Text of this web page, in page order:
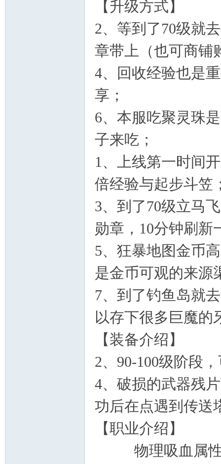
【升级方式】
2、等到了70级就
章带上（也可商铺
4、回收经验也是
享；
6、本服吃聚灵珠
子来吃；
1、上线第一时间
倍经验与起步斗笠
3、到了70级立马
勋章，10分钟刷新
5、狂暴地图金币
是金币可观的来源
7、到了钓鱼岛就
以存下很多巨魔的
【装备介绍】
2、90-100级阶段
4、破损的武器残
功后在点遇到传送
【职业介绍】
物理吸血属性做